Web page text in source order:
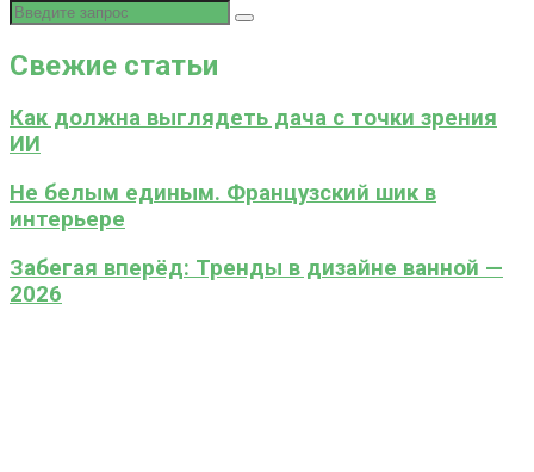
Свежие статьи
Как должна выглядеть дача с точки зрения
ИИ
Не белым единым. Французский шик в
интерьере
Забегая вперёд: Тренды в дизайне ванной —
2026